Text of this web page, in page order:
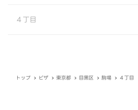
４丁目
トップ ピザ 東京都 目黒区 駒場 ４丁目